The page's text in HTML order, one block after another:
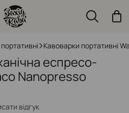
Кавоварки портативні
еспресо-
Nanopresso
відгук